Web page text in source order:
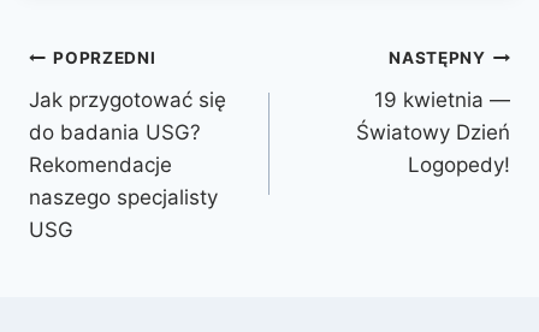
POPRZEDNI
Jak przygotować się
do badania USG?
Rekomendacje
naszego specjalisty
USG
NASTĘPNY
19 kwietnia —
Światowy Dzień
Logopedy!